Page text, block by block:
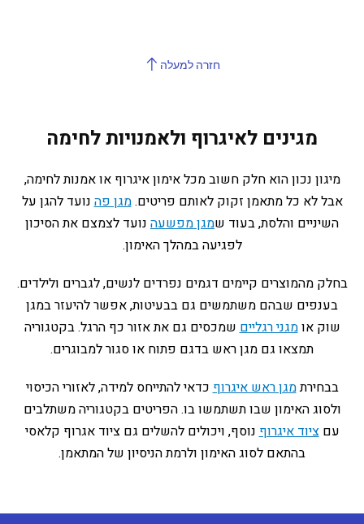
חזרה למעלה
מגינים לאיגרוף ולאמנויות לחימה
מיגון נכון הוא חלק חשוב מכל אימון איגרוף או אמנות לחימה,
אבל לא כל מתאמן זקוק לאותם פריטים.מגן פהנועד להגן על
השיניים והלסת, בעוד שמגן מפשעה נועד לצמצם את הסיכון
לפגיעה במהלך האימון.
בחלק מהמוצרים קיימים דגמים נפרדים לנשים, לגברים ולילדים.
בענפים שבהם משתמשים גם בבעיטות, אפשר להיעזר במגן
שוק אומגני רגלייםשמכסים גם את אזור כף הרגל. בקטגוריה
תמצאו גם מגן ראש בדגם פתוח או סגור למבוגרים.
בבחירתמגן ראש איגרוףכדאי להתייחס למידה, לאזורי הכיסוי
ולסוג האימון שבו תשתמשו בו. הפריטים בקטגוריה משתלבים
עםציוד איגרוףנוסף, ויכולים להשלים גם ציוד אגרוף קלאסי
בהתאם לסוג האימון ולרמת הניסיון של המתאמן.